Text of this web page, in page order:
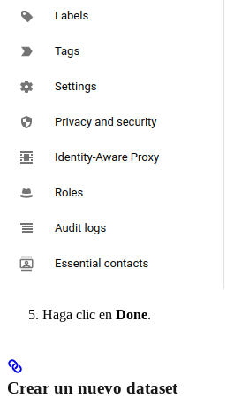
Haga clic en Done.
Crear un nuevo dataset